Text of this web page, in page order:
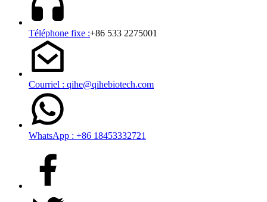
Téléphone fixe :+86 533 2275001
Courriel : qihe@qihebiotech.com
WhatsApp : +86 18453332721